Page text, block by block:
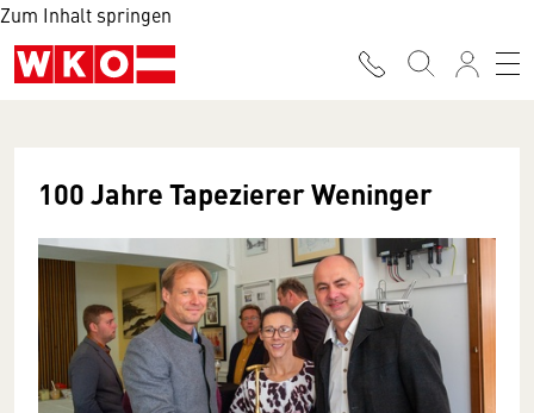
Zum Inhalt springen
100 Jahre Tapezierer Weninger